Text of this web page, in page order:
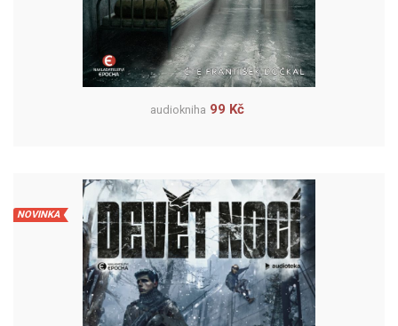
audiokniha 99 Kč
NOVINKA